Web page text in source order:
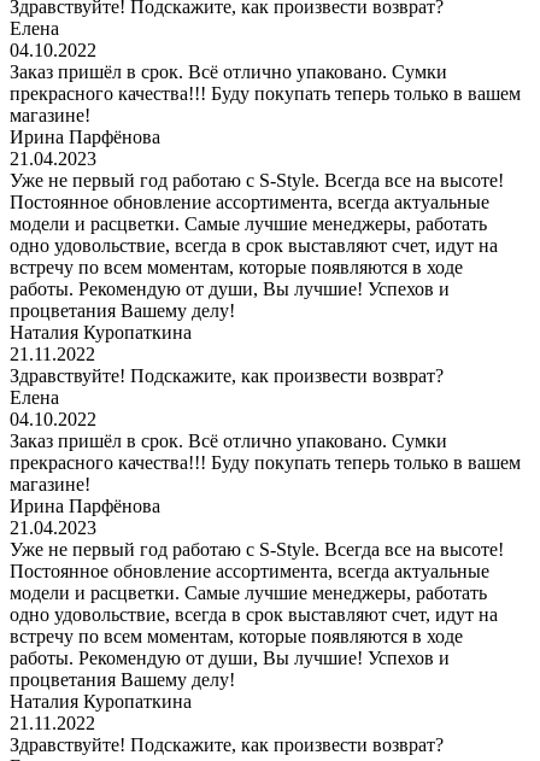
Здравствуйте! Подскажите, как произвести возврат?
Елена
04.10.2022
Заказ пришёл в срок. Всё отлично упаковано. Сумки
прекрасного качества!!! Буду покупать теперь только в вашем
магазине!
Ирина Парфёнова
21.04.2023
Уже не первый год работаю с S-Style. Всегда все на высоте!
Постоянное обновление ассортимента, всегда актуальные
модели и расцветки. Самые лучшие менеджеры, работать
одно удовольствие, всегда в срок выставляют счет, идут на
встречу по всем моментам, которые появляются в ходе
работы. Рекомендую от души, Вы лучшие! Успехов и
процветания Вашему делу!
Наталия Куропаткина
21.11.2022
Здравствуйте! Подскажите, как произвести возврат?
Елена
04.10.2022
Заказ пришёл в срок. Всё отлично упаковано. Сумки
прекрасного качества!!! Буду покупать теперь только в вашем
магазине!
Ирина Парфёнова
21.04.2023
Уже не первый год работаю с S-Style. Всегда все на высоте!
Постоянное обновление ассортимента, всегда актуальные
модели и расцветки. Самые лучшие менеджеры, работать
одно удовольствие, всегда в срок выставляют счет, идут на
встречу по всем моментам, которые появляются в ходе
работы. Рекомендую от души, Вы лучшие! Успехов и
процветания Вашему делу!
Наталия Куропаткина
21.11.2022
Здравствуйте! Подскажите, как произвести возврат?